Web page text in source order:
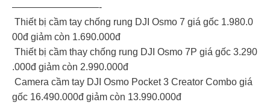
—————————-
Thiết bị cầm tay chống rung DJI Osmo 7 giá gốc 1.980.0
00đ giảm còn 1.690.000đ
Thiết bị cầm thay chống rung DJI Osmo 7P giá gốc 3.290
.000đ giảm còn 2.990.000đ
Camera cầm tay DJI Osmo Pocket 3 Creator Combo giá
gốc 16.490.000đ giảm còn 13.990.000đ